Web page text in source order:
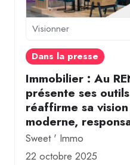
Visionner
Dans la presse
Immobilier : Au
présente ses
réaffirme sa
moderne,
Sweet ' Immo
22 octobre 2025